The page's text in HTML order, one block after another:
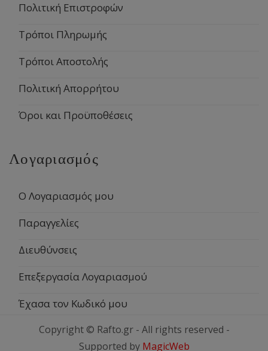
Πολιτική Επιστροφών
Τρόποι Πληρωμής
Τρόποι Αποστολής
Πολιτική Απορρήτου
Όροι και Προϋποθέσεις
Λογαριασμός
Ο Λογαριασμός μου
Παραγγελίες
Διευθύνσεις
Επεξεργασία Λογαριασμού
Έχασα τον Κωδικό μου
Copyright © Rafto.gr - All rights reserved -
Supported by MagicWeb